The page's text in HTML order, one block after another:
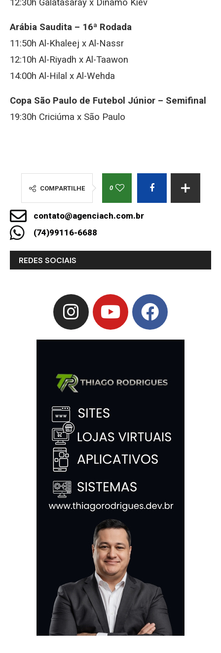
12:30h Galatasaray x Dinamo Kiev
Arábia Saudita – 16ª Rodada
11:50h Al-Khaleej x Al-Nassr
12:10h Al-Riyadh x Al-Taawon
14:00h Al-Hilal x Al-Wehda
Copa São Paulo de Futebol Júnior – Semifinal
19:30h Criciúma x São Paulo
COMPARTILHE 0
contato@agenciach.com.br
(74)99116-6688
REDES SOCIAIS